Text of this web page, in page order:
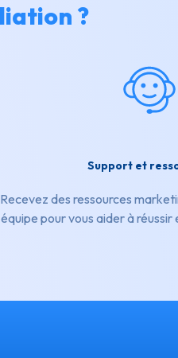
?
Support et
Recevez des ressources
équipe pour vous aider à réussir